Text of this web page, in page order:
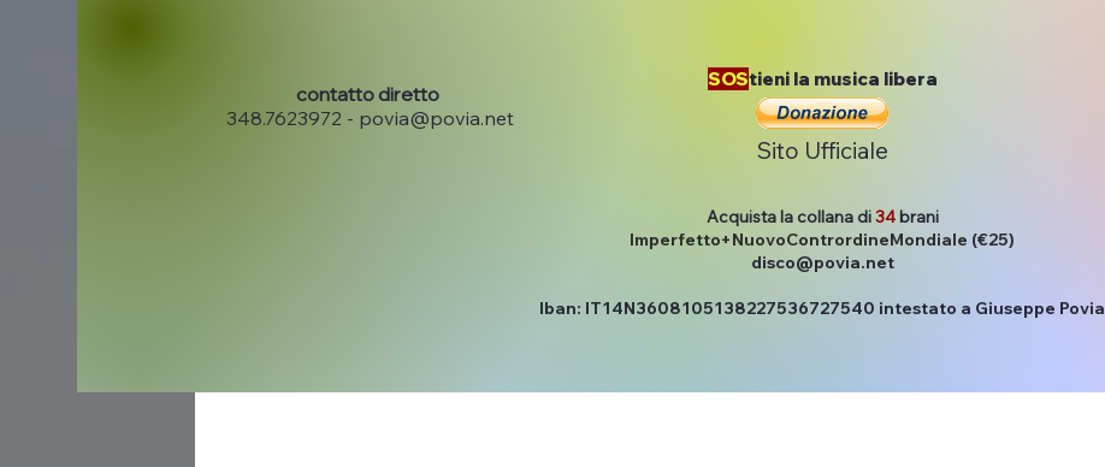
contatto diretto
348.7623972 - povia@povia.net
SOStieni la musica libera
Sito Ufficiale
Acquista la collana di34brani
Imperfetto+NuovoContrordineMondiale (€25)
disco@povia.net
Iban: IT14N3608105138227536727540 intestato a Giuseppe Povia